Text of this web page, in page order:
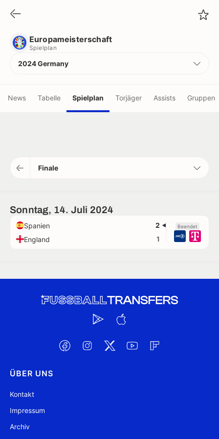
Europameisterschaft
Spielplan
2024 Germany
News Tabelle Spielplan Torjäger Assists Gruppen
Finale
Sonntag, 14. Juli 2024
Spanien
2
England
1
Beendet
ÜBER UNS
Kontakt
Impressum
Archiv